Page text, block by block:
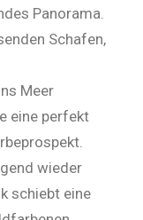
Panorama.
Schafen,
Meer
eine perfekt
wieder
schiebt eine